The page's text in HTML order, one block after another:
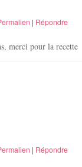
| Répondre
merci pour la recette
| Répondre